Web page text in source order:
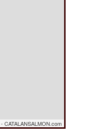
- CATALANSALMON.com